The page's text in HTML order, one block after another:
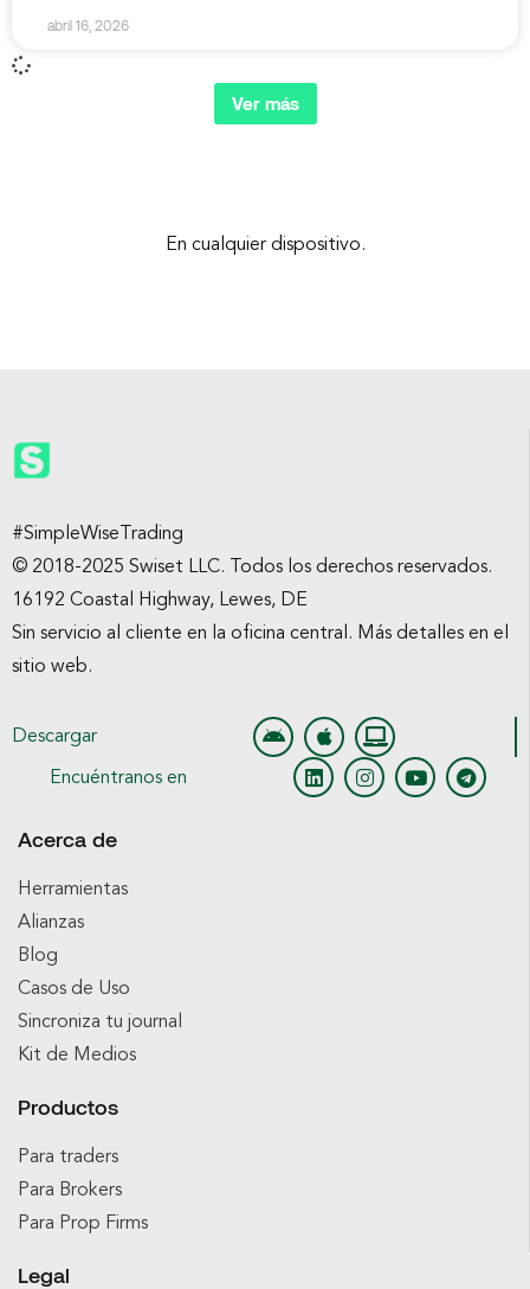
abril 16, 2026
Ver más
En cualquier dispositivo.
#SimpleWiseTrading
© 2018-2025 Swiset LLC. Todos los derechos reservados.
16192 Coastal Highway, Lewes, DE
Sin servicio al cliente en la oficina central. Más detalles en el
sitio web.
Descargar
Encuéntranos en
Acerca de
Herramientas
Alianzas
Blog
Casos de Uso
Sincroniza tu journal
Kit de Medios
Productos
Para traders
Para Brokers
Para Prop Firms
Legal